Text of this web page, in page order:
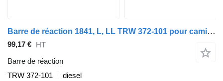
Barre de réaction 1841, L, LL TRW 372-101 pour camion Mercedes-Benz ACTROS MP2 / MP3
99,17 € HT
Barre de réaction
TRW 372-101
diesel